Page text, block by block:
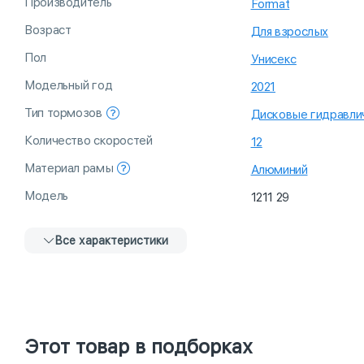
Format
Возраст
Для взрослых
Пол
Унисекс
Модельный год
2021
Тип тормозов
Дисковые
Количество скоростей
12
Материал рамы
Алюминий
Модель
1211 29
Все характеристики
Этот товар в подборках